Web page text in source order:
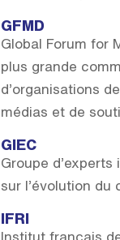
GFMD
Global Forum for
plus grande
d’organisations
médias et de
GIEC
Groupe
sur l’évolution du
IFRI
Institut français